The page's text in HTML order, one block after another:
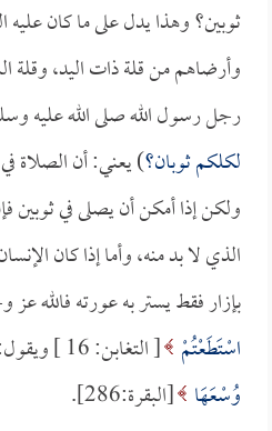
ثوبين؟ وهذا يدل على ما كان
وأرضاهم من قلة ذات اليد، وقلة
رجل رسول الله صلى الله عليه
لكلكم ثوبان؟) يعني: أن الصلاة
ولكن إذا أمكن أن يصلى في ثوبين
الذي لا بد منه، وأما إذا كان
بإزار فقط يستر به عورته فالله
اسْتَطَعْتُمْ [ التغابن: 16 ] ويقول:
وُسْعَهَا [البقرة:286].